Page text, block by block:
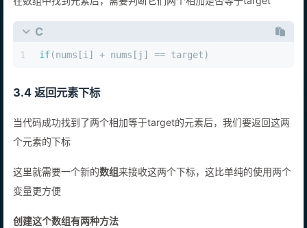
C
1 if(nums[i] + nums[j] == target)
3.4 返回元素下标
当代码成功找到了两个相加等于target的元素后，我们要返回这两
个元素的下标
这里就需要一个新的数组来接收这两个下标，这比单纯的使用两个
变量更方便
创建这个数组有两种方法